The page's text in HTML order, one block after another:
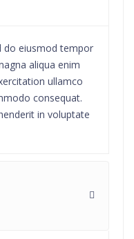
do eiusmod tempor
aliqua enim
ullamco
consequat.
in voluptate